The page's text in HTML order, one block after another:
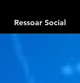
Ressoar Social